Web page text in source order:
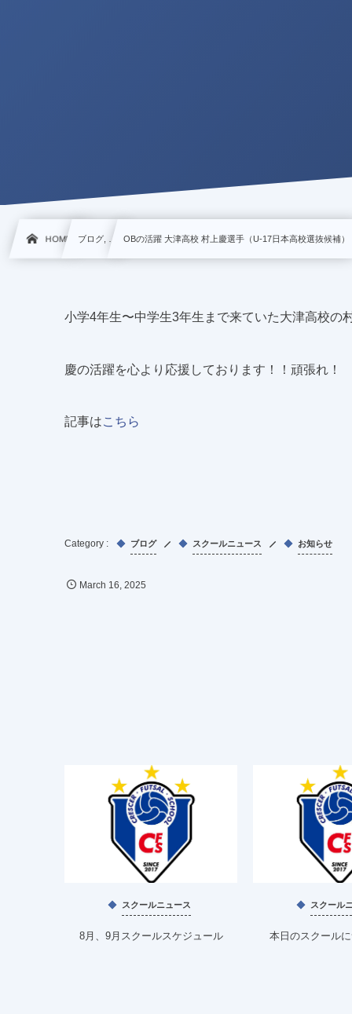
HOME ブログ, … OBの活躍 大津高校 村上慶選手（U-17日本高校選抜候補）
小学4年生〜中学生3年生まで来ていた大津高校の
慶の活躍を心より応援しております！！頑張れ！
記事はこちら
ブログ スクールニュース お知らせ
March 16 ,2025
スクールニュース
8月、9月スクールスケジュール
スクール
本日のスクール